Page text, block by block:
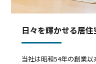
日々を輝かせる居
当社は昭和54年の創業